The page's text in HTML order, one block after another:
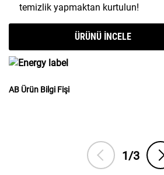
temizlik yapmaktan kurtulun!
ÜRÜNÜ INCELE
AB Ürün Bilgi Fişi
1/3